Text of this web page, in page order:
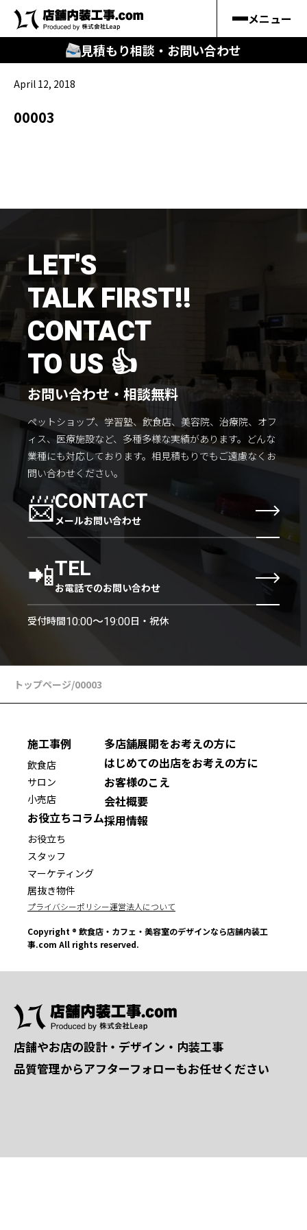
メニュー
見積もり相談・お問い合わせ
キーワードから
知る
はじめての方
店舗内装工事.comの強み
施工までの流れ
コラムを読む
お客様のこえ
採用情報 会社概要
April 12, 2018
00003
LET'S
TALK FIRST!!
CONTACT
TO US 👍
お問い合わせ・相談無料
ペットショップ、学習塾、飲食店、美容院、治療院、オフ
ィス、医療施設など、多種多様な実績があります。 どんな
業種にも対応しております。 相見積もりでもご遠慮なくお
問い合わせください。
📨CONTACT
メールお問い合わせ
📲TEL
お電話でのお問い合わせ
受付時間10:00〜19:00日・祝休
トップページ/00003
施工事例
飲食店
サロン
小売店
お役立ちコラム
お役立ち
スタッフ
マーケティング
居抜き物件
多店舗展開をお考えの方に
はじめての出店をお考えの方に
お客様のこえ
会社概要
採用情報
プライバシーポリシー運営法人について
Copyright ® 飲食店・カフェ・美容室のデザインなら店舗内装工
事.com All rights reserved.
店舗やお店の設計・デザイン・内装工事
品質管理からアフターフォローもお任せください